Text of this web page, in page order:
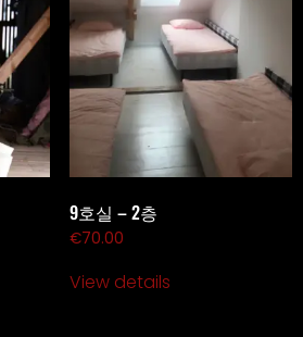
9호실 – 2층
€70.00
View details